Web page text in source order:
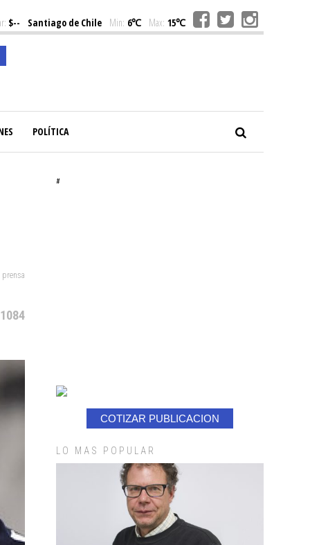
$-- Santiago de Chile Min: 6℃ Max: 15℃
POLÍTICA
#
COTIZAR PUBLICACION
LO MAS POPULAR